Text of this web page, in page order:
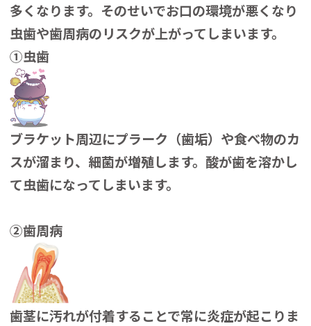
多くなります。そのせいでお口の環境が悪くなり
虫歯や歯周病のリスクが上がってしまいます。
①虫歯
ブラケット周辺にプラーク（歯垢）や食べ物のカ
スが溜まり、細菌が増殖します。酸が歯を溶かし
て虫歯になってしまいます。
②歯周病
歯茎に汚れが付着することで常に炎症が起こりま